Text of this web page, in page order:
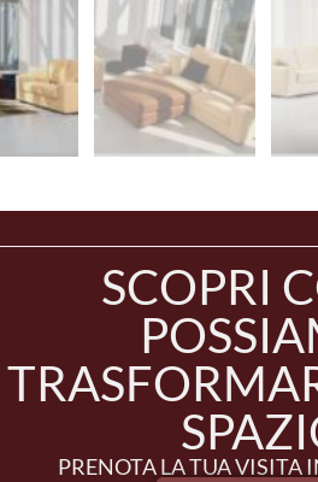
SCOPRI
PRENOTA LA TUA VISITA